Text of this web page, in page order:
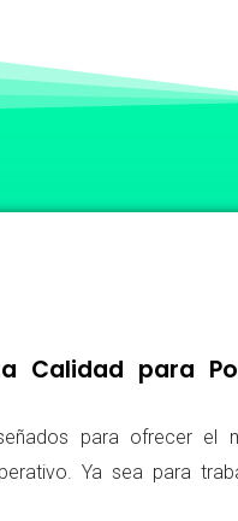
Calidad para
para ofrecer el
Ya sea para